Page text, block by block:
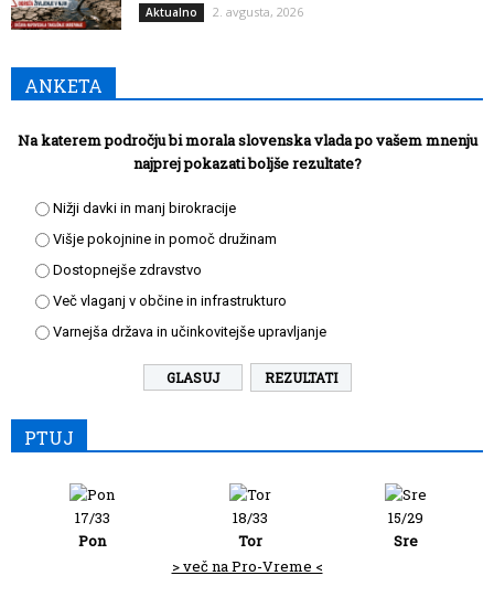
Aktualno 2. avgusta, 2026
ANKETA
Na katerem področju bi morala slovenska vlada po vašem mnenju
najprej pokazati boljše rezultate?
Nižji davki in manj birokracije
Višje pokojnine in pomoč družinam
Dostopnejše zdravstvo
Več vlaganj v občine in infrastrukturo
Varnejša država in učinkovitejše upravljanje
REZULTATI
PTUJ
17/33
Pon
18/33
Tor
15/29
Sre
> več na Pro-Vreme <